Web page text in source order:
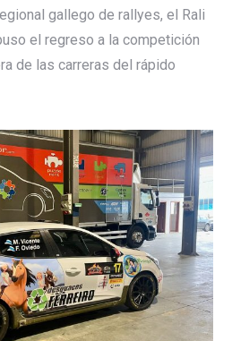
gallego de rallyes, el Rali
el regreso a la competición
de las carreras del rápido